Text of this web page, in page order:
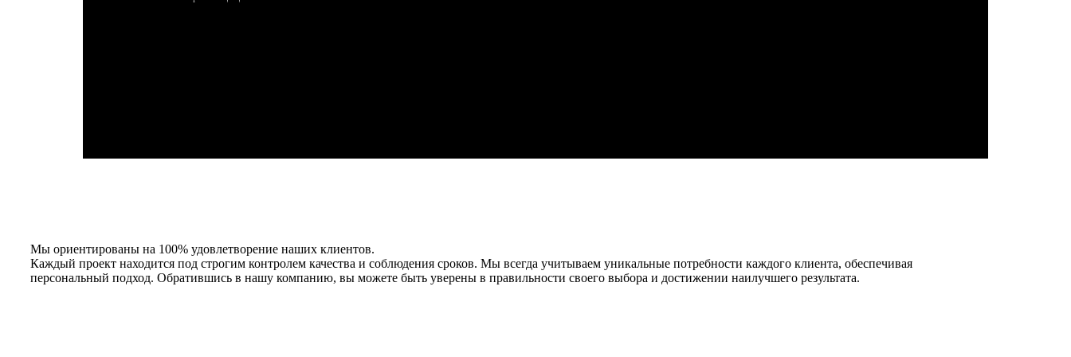
Мы ориентированы на 100% удовлетворение наших клиентов.
Каждый проект находится под строгим контролем качества и соблюдения сроков. Мы всегда учитываем уникальные потребности каждого клиента, обеспечивая
персональный подход. Обратившись в нашу компанию, вы можете быть уверены в правильности своего выбора и достижении наилучшего результата.